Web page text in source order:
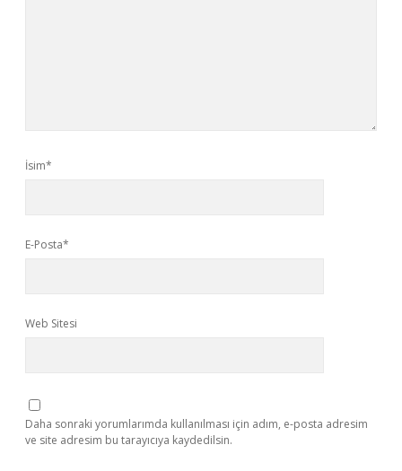
İsim*
E-Posta*
Web Sitesi
Daha sonraki yorumlarımda kullanılması için adım, e-posta adresim
ve site adresim bu tarayıcıya kaydedilsin.